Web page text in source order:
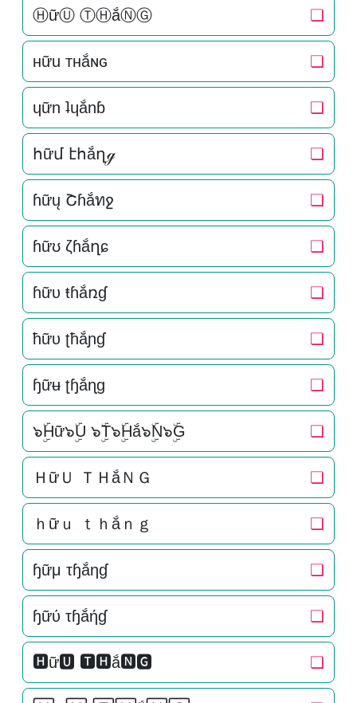
ⒽữⓊ ⓉⒽắⓃⒼ ❏
нữu тнắɴԍ ❏
ɥữn ʇɥắnɓ ❏
հữմ էհắղℊ ❏
ɦữų Շɦắทջ ❏
ɦữʊ ζɦắղɕ ❏
ɦữυ ŧɦắռɠ ❏
ħữυ ʈħắɲɠ ❏
ɧữʉ ʈɧắɳɡ ❏
๖ۣۜHữ๖ۣۜU ๖ۣۜT๖ۣۜHắ๖ۣۜN๖ۣۜG ❏
ＨữＵ ＴＨắＮＧ ❏
ｈữｕ ｔｈắｎｇ ❏
ɧữμ τɧắηɠ ❏
ɧữύ τɧắήɠ ❏
🅷ữ🆄 🆃🅷ắ🅽🅶 ❏